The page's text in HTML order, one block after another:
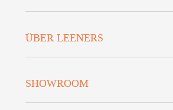
Finanzierung
Datenschutz
ÜBER LEENERS
SHOWROOM